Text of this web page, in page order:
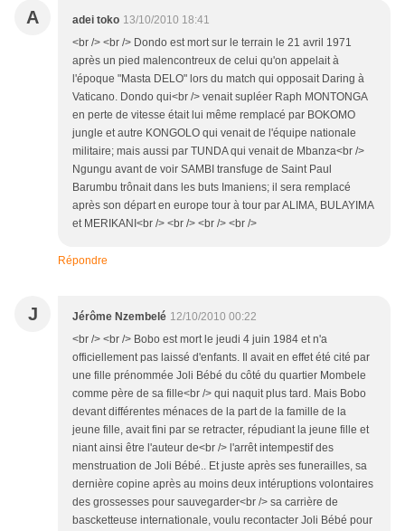
A adei toko 13/10/2010 18:41
<br /> <br /> Dondo est mort sur le terrain le 21 avril 1971
après un pied malencontreux de celui qu'on appelait à
l'époque "Masta DELO" lors du match qui opposait Daring à
Vaticano. Dondo qui<br /> venait supléer Raph MONTONGA
en perte de vitesse était lui même remplacé par BOKOMO
jungle et autre KONGOLO qui venait de l'équipe nationale
militaire; mais aussi par TUNDA qui venait de Mbanza<br />
Ngungu avant de voir SAMBI transfuge de Saint Paul
Barumbu trônait dans les buts Imaniens; il sera remplacé
après son départ en europe tour à tour par ALIMA, BULAYIMA
et MERIKANI<br /> <br /> <br /> <br />
Répondre
J Jérôme Nzembelé 12/10/2010 00:22
<br /> <br /> Bobo est mort le jeudi 4 juin 1984 et n'a
officiellement pas laissé d'enfants. Il avait en effet été cité par
une fille prénommée Joli Bébé du côté du quartier Mombele
comme père de sa fille<br /> qui naquit plus tard. Mais Bobo
devant différentes ménaces de la part de la famille de la
jeune fille, avait fini par se retracter, répudiant la jeune fille et
niant ainsi être l'auteur de<br /> l'arrêt intempestif des
menstruation de Joli Bébé.. Et juste après ses funerailles, sa
dernière copine après au moins deux intéruptions volontaires
des grossesses pour sauvegarder<br /> sa carrière de
bascketteuse internationale, voulu recontacter Joli Bébé pour